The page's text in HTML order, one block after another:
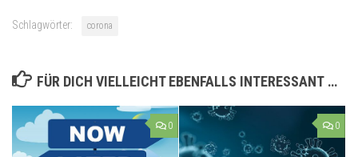
Schlagwörter: corona
FÜR DICH VIELLEICHT EBENFALLS INTERESSANT …
0 0